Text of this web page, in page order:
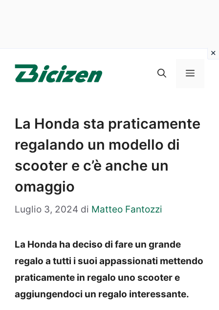
Menu
La Honda sta praticamente
regalando un modello di
scooter e c’è anche un
omaggio
Luglio 3, 2024 di Matteo Fantozzi
La Honda ha deciso di fare un grande
regalo a tutti i suoi appassionati mettendo
praticamente in regalo uno scooter e
aggiungendoci un regalo interessante.